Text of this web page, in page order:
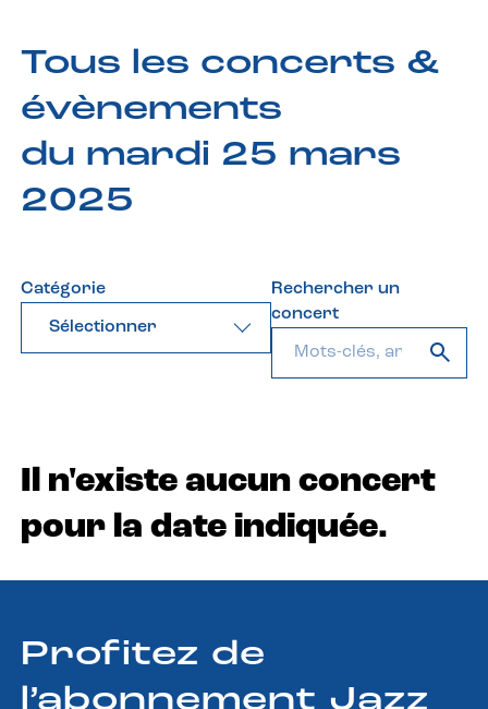
Tous les concerts &
évènements
du mardi 25 mars
2025
Catégorie
Sélectionner
Rechercher un
concert
Il n'existe aucun concert
pour la date indiquée.
Profitez de
l’abonnement Jazz